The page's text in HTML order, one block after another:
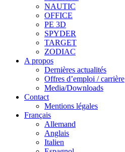
NAUTIC
OFFICE
PE 3D
SPYDER
TARGET
ZODIAC
A propos
Dernières actualités
Offres d’emploi / carrière
Media/Downloads
Contact
Mentions légales
Français
Allemand
Anglais
Italien